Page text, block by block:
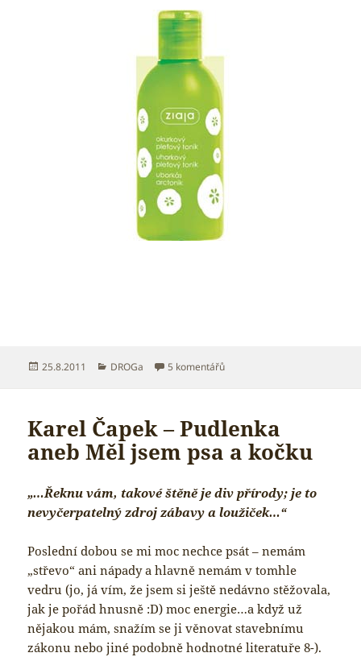
Publikováno:
25.8.2011 Rubriky:
DROGa 5 komentářůu textu s názvem Srpnové
Karel Čapek – Pudlenka
aneb Měl jsem psa a kočku
„…Řeknu vám, takové štěně je div přírody; je to
nevyčerpatelný zdroj zábavy a loužiček…“
Poslední dobou se mi moc nechce psát – nemám
„střevo“ ani nápady a hlavně nemám v tomhle
vedru (jo, já vím, že jsem si ještě nedávno stěžovala,
jak je pořád hnusně :D) moc energie…a když už
nějakou mám, snažím se ji věnovat stavebnímu
zákonu nebo jiné podobně hodnotné literatuře 8-).